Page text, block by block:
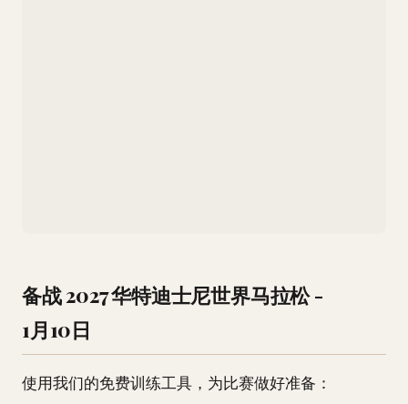
备战 2027 华特迪士尼世界马拉松 -
1月10日
使用我们的免费训练工具，为比赛做好准备：